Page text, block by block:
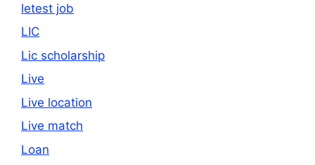
letest job
LIC
Lic scholarship
Live
Live location
Live match
Loan